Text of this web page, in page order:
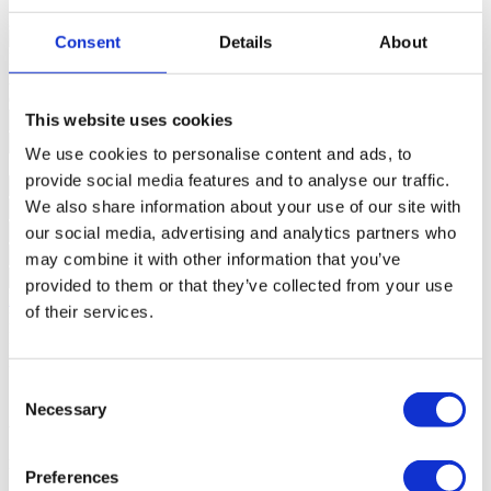
Consent Details About
This website uses cookies
We use cookies to personalise content and ads, to
provide social media features and to analyse our traffic.
We also share information about your use of our site with
our social media, advertising and analytics partners who
may combine it with other information that you’ve
provided to them or that they’ve collected from your use
of their services.
Selection
Necessary
Preferences
général L´eau courante;
Êtes-vous intéressé ?Planifiez une visite ou demandez plus
Demander plus d´informations
En demandant des informations, vous autorisez Sotheby's
propriétés conformément à sa politique de confidentialité.
À propos de projet